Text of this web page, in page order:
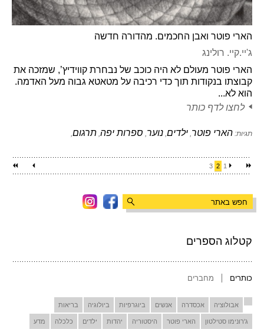
קטלוג הספרים
כותרים מחברים
אבולוציה אכסדרה אנשים ביוגרפיות ביולוגיה בריאות
ג'רונימו סטילטון הארי פוטר היסטוריה יהדות ילדים כלכלה מדע
הארי פוטר ואבן החכמים. מהדורה חדשה
ג'יי.קיי. רולינג
הארי פוטר מעולם לא היה כוכב של נבחרת קווידיץ’, שמזכה את
קבוצתו בנקודות תוך כדי רכיבה על מטאטא גבוה מעל האדמה.
הוא לא...
לחצו לדף כותר
תגיות: הארי פוטר, ילדים, נוער, ספרות יפה, תרגום,
1
2
3